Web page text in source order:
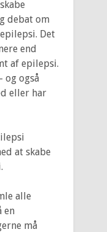
debat om
Det
end
af epilepsi.
og også
eller har
at skabe
alle
en
må